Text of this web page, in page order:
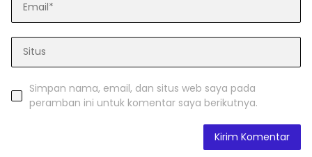
Simpan nama, email, dan situs web saya pada
peramban ini untuk komentar saya berikutnya.